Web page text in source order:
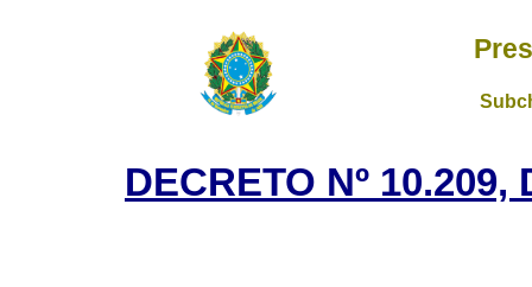
DECRETO Nº